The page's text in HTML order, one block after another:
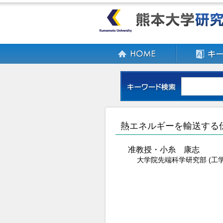
熱エネルギーを輸送する
准教授・小糸 康志
大学院先端科学研究部 (